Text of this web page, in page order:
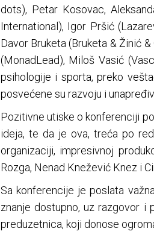
dots), Petar Kosovac,
International), Igor Pršić
Davor Bruketa (Bruketa & Žinić
(MonadLead), Miloš Vasić
psihologije i sporta, preko
posvećene su razvoju i
Pozitivne utiske o konferenciji
ideja, te da je ova, treća po
organizaciji, impresivnoj
Rozga, Nenad Knežević Knez i
Sa konferencije je poslata
znanje dostupno, uz razgovor i
preduzetnica, koji donose